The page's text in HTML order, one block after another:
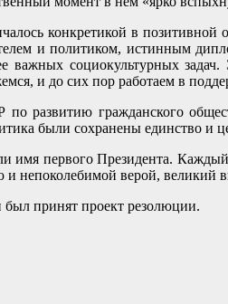
конкретикой в
и политиком, истинным
важных социокультурных
и до сих пор работаем в
по развитию гражданского
были сохранены единство и
имя первого Президента.
непоколебимой верой, великий
принят проект резолюции.